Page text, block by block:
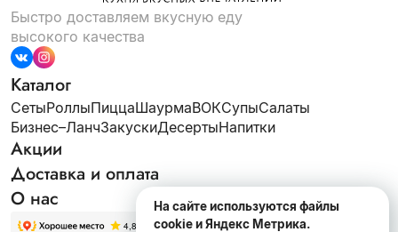
Быстро доставляем вкусную еду
высокого качества
Каталог
СетыРоллыПиццаШаурмаВОКСупыСалаты
Бизнес–ЛанчЗакускиДесертыНапитки
Акции
Доставка и оплата
О нас
На сайте используются файлы
cookie и Яндекс Метрика.